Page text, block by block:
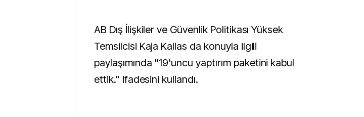
AB Dış İlişkiler ve Güvenlik Politikası Yüksek
Temsilcisi Kaja Kallas da konuyla ilgili
paylaşımında "19'uncu yaptırım paketini kabul
ettik." ifadesini kullandı.